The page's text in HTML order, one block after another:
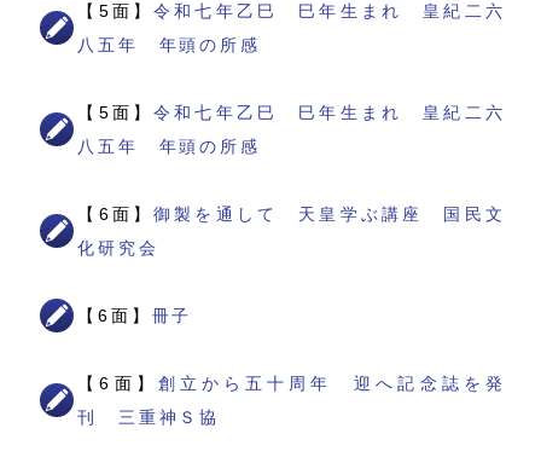
【5面】令和七年乙巳 巳年生まれ 皇紀二六
八五年 年頭の所感
【5面】令和七年乙巳 巳年生まれ 皇紀二六
八五年 年頭の所感
【6面】御製を通して 天皇学ぶ講座 国民文
化研究会
【6面】 冊子
【6面】 創立から五十周年 迎へ記念誌を発
刊 三重神Ｓ協